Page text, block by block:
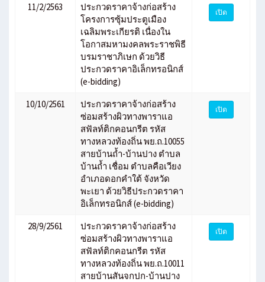
11/2/2563
ประกวดราคาจ้างก่อสร้าง
โครงการซุ้มประตูเมือง
เฉลิมพระเกียรติ เนื่องใน
โอกาสมหามงคลพระราชพิธี
บรมราชาภิเษก ด้วยวิธี
ประกวดราคาอิเล็กทรอนิกส์
(e-bidding)
เปิด
10/10/2561
ประกวดราคาจ้างก่อสร้าง
ซ่อมสร้างผิวทางพาราแอ
สฟัลท์ติกคอนกรีต รหัส
ทางหลวงท้องถิ่น พย.ถ.10055
สายบ้านถ้ำ-บ้านปาง ตำบล
บ้านถ้ำ เชื่อม ตำบลคือเวียง
อำเภอดอกคำใต้ จังหวัด
พะเยา ด้วยวิธีประกวดราคา
อิเล็กทรอนิกส์ (e-bidding)
เปิด
28/9/2561
ประกวดราคาจ้างก่อสร้าง
ซ่อมสร้างผิวทางพาราแอ
สฟัลท์ติกคอนกรีต รหัส
ทางหลวงท้องถิ่น พย.ถ.10011
สายบ้านสันจกปก-บ้านปาง
เปิด